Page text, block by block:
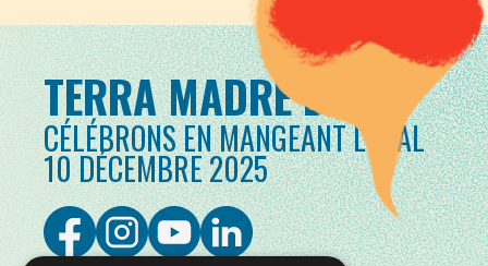
TERRA MADRE DAY
CÉLÉBRONS EN MANGEANT LOCAL
10 DÉCEMBRE 2025